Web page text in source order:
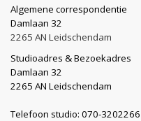
Algemene correspondentie
Damlaan 32
2265 AN Leidschendam
Studioadres & Bezoekadres
Damlaan 32
2265 AN Leidschendam
Telefoon studio: 070-3202266